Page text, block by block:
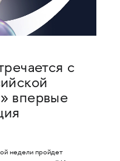
с
впервые
недели пройдет